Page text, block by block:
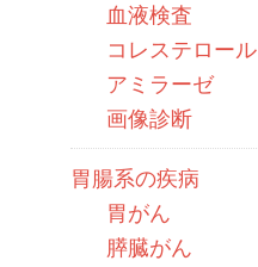
血液検査
コレステロール
アミラーゼ
画像診断
胃腸系の疾病
胃がん
膵臓がん